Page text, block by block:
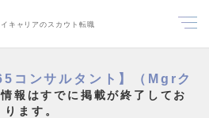
キャリアのスカウト転職
コンサルタント】（Mgrク
報はすでに掲載が終了してお
ります。